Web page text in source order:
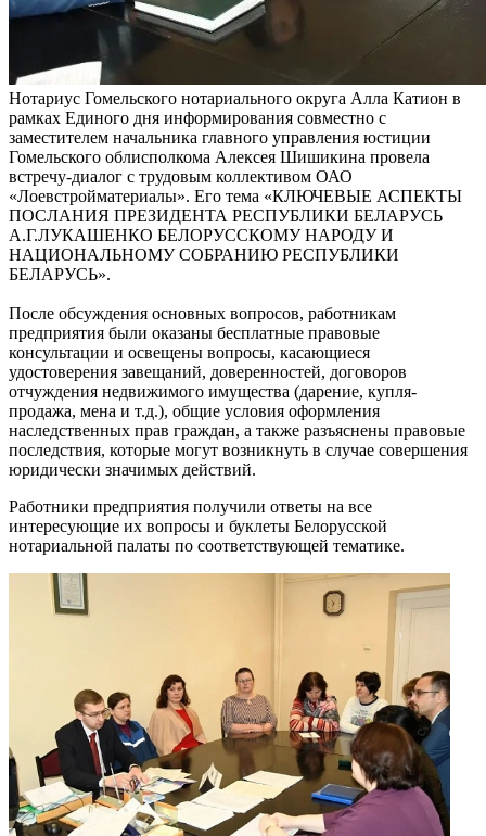
Нотариус Гомельского нотариального округа Алла Катион в
рамках Единого дня информирования совместно с
заместителем начальника главного управления юстиции
Гомельского облисполкома Алексея Шишикина провела
встречу-диалог с трудовым коллективом ОАО
«Лоевстройматериалы». Его тема «КЛЮЧЕВЫЕ АСПЕКТЫ
ПОСЛАНИЯ ПРЕЗИДЕНТА РЕСПУБЛИКИ БЕЛАРУСЬ
А.Г.ЛУКАШЕНКО БЕЛОРУССКОМУ НАРОДУ И
НАЦИОНАЛЬНОМУ СОБРАНИЮ РЕСПУБЛИКИ
БЕЛАРУСЬ».
После обсуждения основных вопросов, работникам
предприятия были оказаны бесплатные правовые
консультации и освещены вопросы, касающиеся
удостоверения завещаний, доверенностей, договоров
отчуждения недвижимого имущества (дарение, купля-
продажа, мена и т.д.), общие условия оформления
наследственных прав граждан, а также разъяснены правовые
последствия, которые могут возникнуть в случае совершения
юридически значимых действий.
Работники предприятия получили ответы на все
интересующие их вопросы и буклеты Белорусской
нотариальной палаты по соответствующей тематике.